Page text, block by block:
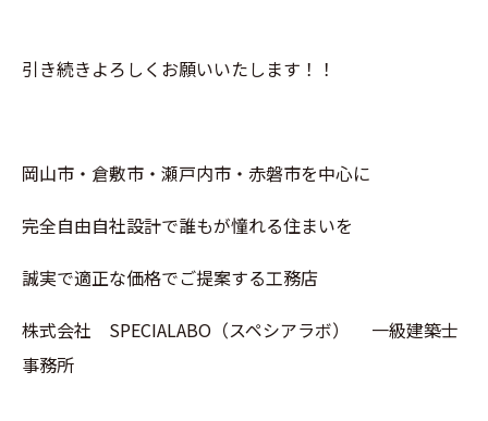
引き続きよろしくお願いいたします！！
岡山市・倉敷市・瀬戸内市・赤磐市を中心に
完全自由自社設計で誰もが憧れる住まいを
誠実で適正な価格でご提案する工務店
株式会社 SPECIALABO（スペシアラボ） 一級建築士
事務所